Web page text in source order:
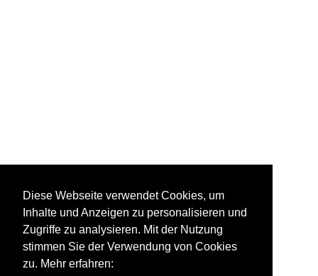
Diese Webseite verwendet Cookies, um
Inhalte und Anzeigen zu personalisieren und
Zugriffe zu analysieren. Mit der Nutzung
stimmen Sie der Verwendung von Cookies
zu. Mehr erfahren: